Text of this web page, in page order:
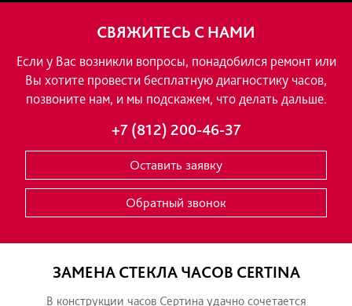
Меню
ГАРАНТИЙНЫЙ РЕМОНТ
ТЕХ ОБСЛУЖИВАНИЕ
ПРАЙС
СОВЕТЫ ПО УХОДУ
ГРАВИРОВКА
СВЯЖИТЕСЬ С НАМИ
Если у Вас возникли вопросы, понадобился
Вы хотите провести бесплатную
позвоните нам, и мы подскажем, что
Оставить заявку